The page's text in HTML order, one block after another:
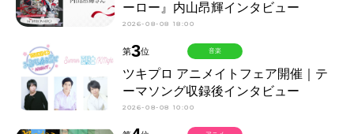
ーロー』内山昂輝インタビュー
2026-08-08 18:00
第3位
ツキプロ アニメイトフェア開催｜テ
ーマソング収録後インタビュー
2026-08-08 10:00
音楽